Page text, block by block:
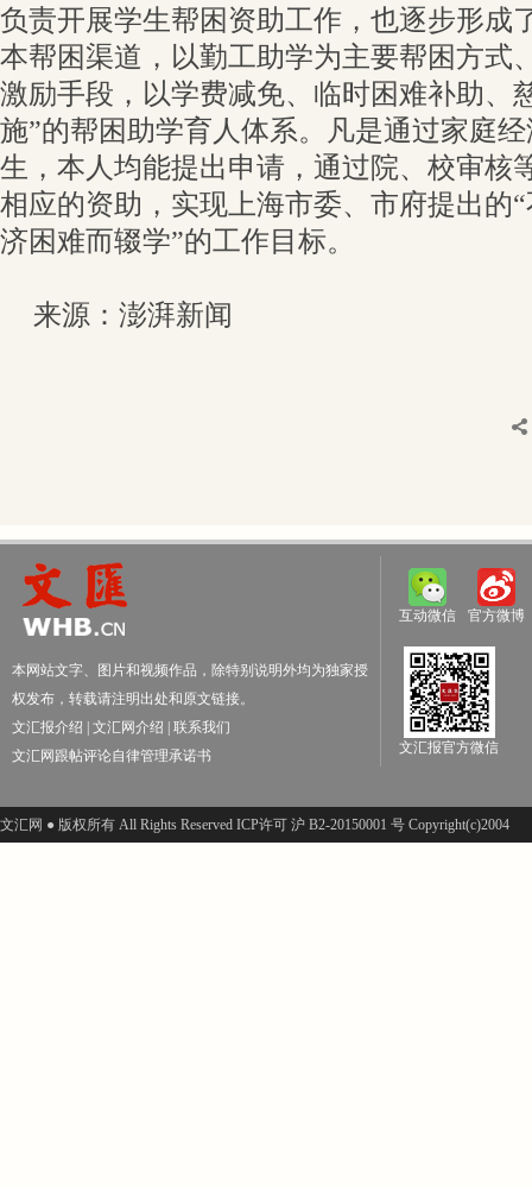
负责开展学生帮困资助工作，也逐步形成
本帮困渠道，以勤工助学为主要帮困方式
激励手段，以学费减免、临时困难补助、
施”的帮困助学育人体系。凡是通过家庭
生，本人均能提出申请，通过院、校审核
相应的资助，实现上海市委、市府提出的
济困难而辍学”的工作目标。
来源：澎湃新闻
本网站文字、图片和视频作品，除特别说明外均为独家授
权发布，转载请注明出处和原文链接。
文汇报介绍
文汇网介绍
联系我们
文汇网跟帖评论自律管理承诺书
互动微信 官方微博
文汇报官方微信
文汇网 ● 版权所有 All Rights Reserved ICP许可 沪 B2-20150001 号 Copyright(c)2004